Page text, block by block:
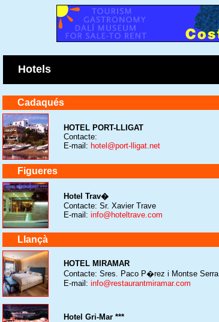
Hotels
Cadaqués
HOTEL PORT-LLIGAT
Contacte:
E-mail: hotel@port-lligat.net
Figueres
Hotel Trav�
Contacte: Sr. Xavier Trave
E-mail: info@hoteltrave.com
Llançà
HOTEL MIRAMAR
Contacte: Sres. Paco P�rez i Montse Serra
E-mail: info@restaurantmiramar.com
Hotel Gri-Mar ***